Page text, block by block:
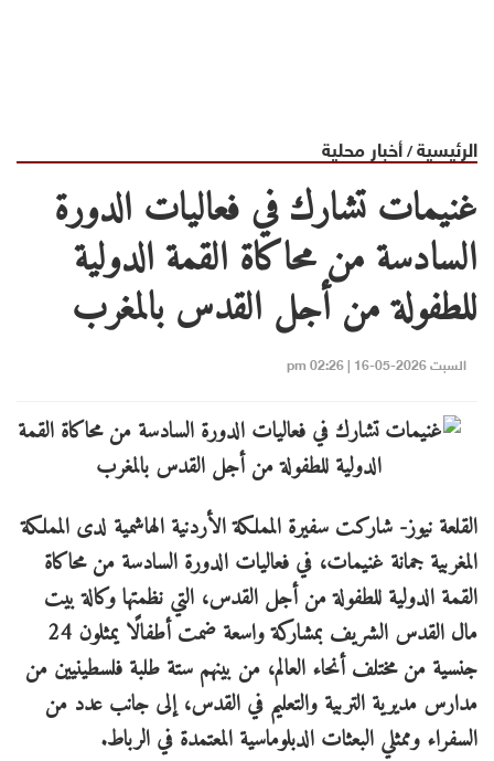
الرئيسية/أخبار محلية
غنيمات تشارك في فعاليات الدورة
السادسة من محاكاة القمة الدولية
للطفولة من أجل القدس بالمغرب
السبت 2026-05-16 | 02:26 pm
القلعة نيوز- شاركت سفيرة المملكة الأردنية الهاشمية لدى المملكة
المغربية جمانة غنيمات، في فعاليات الدورة السادسة من محاكاة
القمة الدولية للطفولة من أجل القدس، التي نظمتها وكالة بيت
مال القدس الشريف بمشاركة واسعة ضمت أطفالًا يمثلون 24
جنسية من مختلف أنحاء العالم، من بينهم ستة طلبة فلسطينيين من
مدارس مديرية التربية والتعليم في القدس، إلى جانب عدد من
السفراء وممثلي البعثات الدبلوماسية المعتمدة في الرباط.